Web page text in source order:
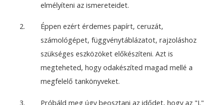
elmélyíteni az ismereteidet.
Éppen ezért érdemes papírt, ceruzát,
számológépet, függvénytáblázatot, rajzoláshoz
szükséges eszközöket előkészíteni. Azt is
megteheted, hogy odakészíted magad mellé a
megfelelő tankönyveket.
Próbáld meg úgy beosztani az idődet, hogy az "I."